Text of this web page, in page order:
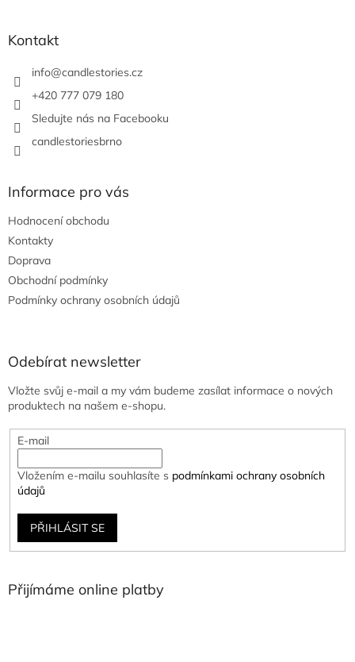
Kontakt
info@candlestories.cz
+420 777 079 180
Sledujte nás na Facebooku
candlestoriesbrno
Informace pro vás
Hodnocení obchodu
Kontakty
Doprava
Obchodní podmínky
Podmínky ochrany osobních údajů
Odebírat newsletter
Vložte svůj e-mail a my vám budeme zasílat informace o nových
produktech na našem e-shopu.
E-mail
Vložením e-mailu souhlasíte s podmínkami ochrany osobních
údajů
PŘIHLÁSIT SE
Přijímáme online platby